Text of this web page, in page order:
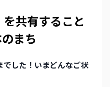
共有すること
まち
した！いまどんなご状